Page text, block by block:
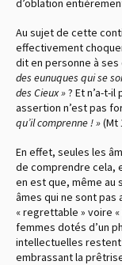
d’oblation
Au sujet de cette
effectivement
dit en personne à
des eunuques qui se
des Cieux »? Et n’a-t-
assertion n’est pas
qu’il comprenne ! »(Mt
En effet, seules les
de comprendre cela,
en est que, même au
âmes qui ne sont
« regrettable » voire
femmes dotés d’un
intellectuelles restent
embrassant la